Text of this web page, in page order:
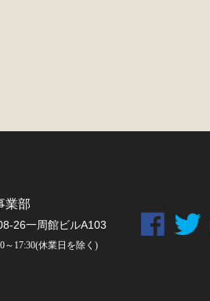
業部
26一周館ビルA103
～17:30(休業日を除く)